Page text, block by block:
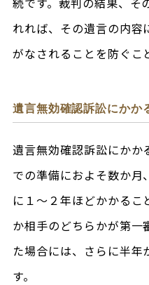
れれば、その遺言の内容
がなされることを防ぐこ
遺言無効確認訴訟にかか
遺言無効確認訴訟にかか
での準備におよそ数か月
に１～２年ほどかかるこ
か相手のどちらかが第一
た場合には、さらに半年
す。